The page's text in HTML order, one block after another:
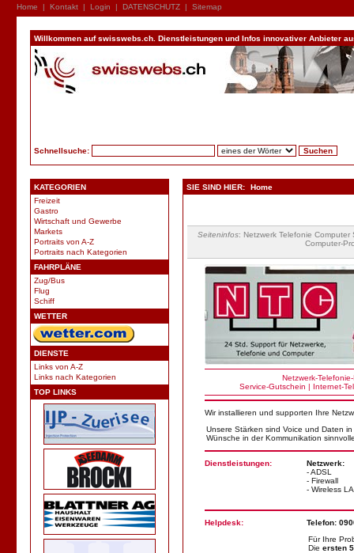
Home | Kontakt | Login | DATENSCHUTZ | Sitemap
Willkommen auf swisswebs.ch. Dienstleistungen und Infos innovativer Anbieter
Schnellsuche:
KATEGORIEN
Freizeit
Gastro
Wirtschaft und Gewerbe
Markets
Portraits von A-Z
Portraits nach Kategorien
FAHRPLÄNE
Zug/Bus
Flug
Schiff
WETTER
DIENSTE
Links von A-Z
Links nach Kategorien
TOP LINKS
SIE SIND HIER: Home
Seiteninfos: Netzwerk Telefonie
Computer-
Netzwerk-Telefonie-
Service-Gutschein | Internet-
Wir installieren und supporten Ihre
Unsere Stärken sind Voice und Daten
Wünsche in der Kommunikation
Dienstleistungen:
Netzwerk:
- ADSL
- Firewall
- Wireless
Helpdesk:
Telefon:
Für Ihre
Die ersten